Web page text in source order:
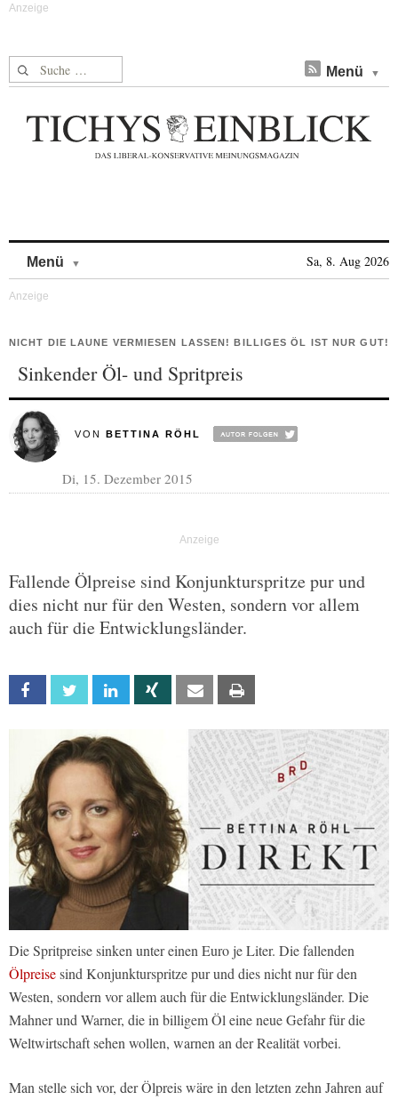
Suche nach: Menü
Menü Sa, 8. Aug 2026
NICHT DIE LAUNE VERMIESEN LASSEN! BILLIGES ÖL IST NUR GUT!
Sinkender Öl- und Spritpreis
VON BETTINA RÖHL
Di, 15. Dezember 2015
Fallende Ölpreise sind Konjunkturspritze pur und
dies nicht nur für den Westen, sondern vor allem
auch für die Entwicklungsländer.
Facebook Twitter Linkedin Xing Email
Die Spritpreise sinken unter einen Euro je Liter. Die fallenden
Ölpreisesind Konjunkturspritze pur und dies nicht nur für den
Westen, sondern vor allem auch für die Entwicklungsländer. Die
Mahner und Warner, die in billigem Öl eine neue Gefahr für die
Weltwirtschaft sehen wollen, warnen an der Realität vorbei.
Man stelle sich vor, der Ölpreis wäre in den letzten zehn Jahren auf